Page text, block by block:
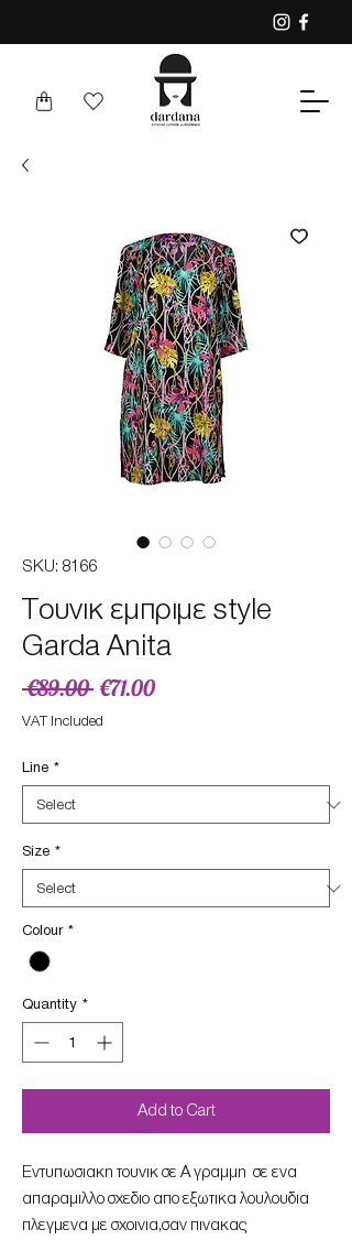
SKU: 8166
Τουνικ εμπριμε style
Garda Anita
€89.00 Regular
Price
€71.00Sale
VAT Included
Line *
Size *
Colour *
Quantity *
Add to Cart
Εντυπωσιακη τουνικ σε Α γραμμη σε ενα
απαραμιλλο σχεδιο απο εξωτικα λουλουδια
πλεγμενα με σχοινια,σαν πινακας